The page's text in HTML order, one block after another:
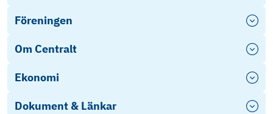
Föreningen
Om Centralt
Ekonomi
Dokument & Länkar